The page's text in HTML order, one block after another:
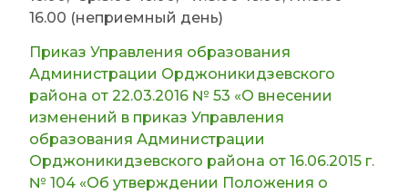
п
обязанности
1.
И.о руководитель
Управления
образования
Администрации
Орджоникидзевского
района
Никель Лиана
Владимировна
16.00 (неприемный день)
Приказ Управления образования
Администрации Орджоникидзевского
района от 22.03.2016 № 53 «О внесении
изменений в приказ Управления
образования Администрации
Орджоникидзевского района от 16.06.2015 г.
№ 104 «Об утверждении Положения о